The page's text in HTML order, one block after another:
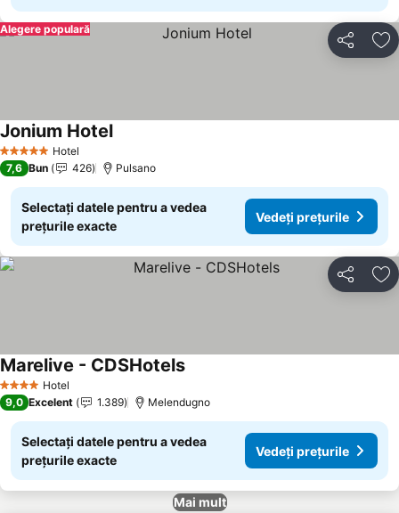
Distribuiți
Alegere populară
5 Stele Hotel
Jonium HotelVedeți prețurile
7,6 Bun 426 Pulsano
Selectați datele pentru a vedea
prețurile exacte
Vedeți prețurile
Distribuiți
4 Stele Hotel
Marelive - CDSHotelsVedeți prețurile
9,0 Excelent 1.389 Melendugno
Selectați datele pentru a vedea
prețurile exacte
Vedeți prețurile
Mai mult